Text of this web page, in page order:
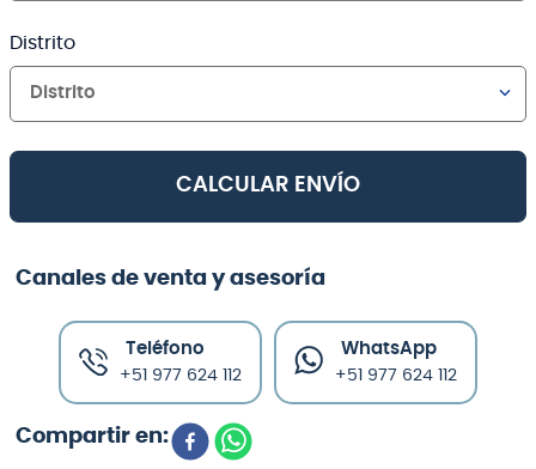
Distrito
Distrito
CALCULAR ENVÍO
Canales de venta y asesoría
Teléfono
+51 977 624 112
WhatsApp
+51 977 624 112